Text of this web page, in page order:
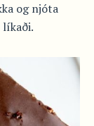
og njóta